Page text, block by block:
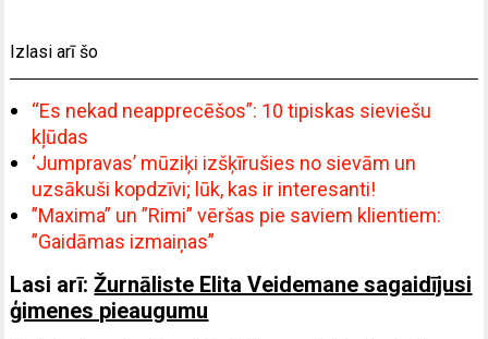
Izlasi arī šo
“Es nekad neapprecēšos”: 10 tipiskas sieviešu
kļūdas
‘Jumpravas’ mūziķi izšķīrušies no sievām un
uzsākuši kopdzīvi; lūk, kas ir interesanti!
”Maxima” un ”Rimi” vēršas pie saviem klientiem:
”Gaidāmas izmaiņas”
Lasi arī:Žurnāliste Elita Veidemane sagaidījusi
ģimenes pieaugumu